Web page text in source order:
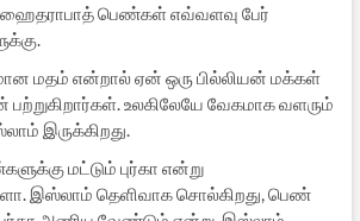
பெண்கள் எவ்வளவு பேர்
மதம் என்றால் ஏன் ஒரு பில்லியன் மக்கள்
உலகிலேயே வேகமாக வளரும்
இருக்கிறது.
மட்டும் புர்கா என்று
இஸ்லாம் தெளிவாக சொல்கிறது, பெண்